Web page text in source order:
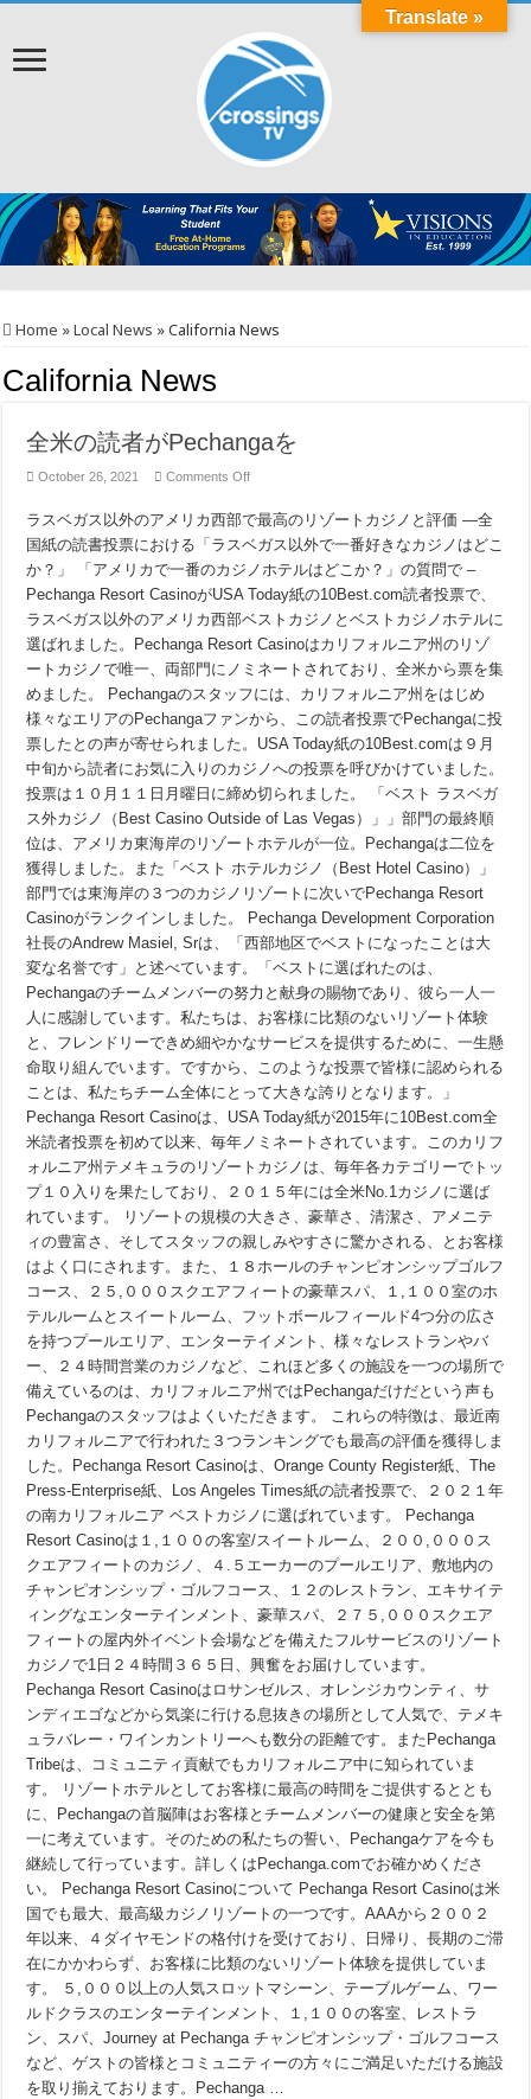
Home »Local News »California News
California News
全米の読者がPechangaを
October 26, 2021 Comments Offon
の
読
者
が
Pechanga
を
ラスベガス以外のアメリカ西部で最高のリゾートカジノと評価 —全
国紙の読書投票における「ラスベガス以外で一番好きなカジノはどこ
か？」 「アメリカで一番のカジノホテルはどこか？」の質問で –
Pechanga Resort CasinoがUSA Today紙の10Best.com読者投票で、
ラスベガス以外のアメリカ西部ベストカジノとベストカジノホテルに
選ばれました。Pechanga Resort Casinoはカリフォルニア州のリゾ
ートカジノで唯一、両部門にノミネートされており、全米から票を集
めました。 Pechangaのスタッフには、カリフォルニア州をはじめ
様々なエリアのPechangaファンから、この読者投票でPechangaに投
票したとの声が寄せられました。USA Today紙の10Best.comは９月
中旬から読者にお気に入りのカジノへの投票を呼びかけていました。
投票は１０月１１日月曜日に締め切られました。 「ベスト ラスベガ
ス外カジノ（Best Casino Outside of Las Vegas）」」部門の最終順
位は、アメリカ東海岸のリゾートホテルが一位。Pechangaは二位を
獲得しました。また「ベスト ホテルカジノ（Best Hotel Casino）」
部門では東海岸の３つのカジノリゾートに次いでPechanga Resort
Casinoがランクインしました。 Pechanga Development Corporation
社長のAndrew Masiel, Srは、「西部地区でベストになったことは大
変な名誉です」と述べています。「ベストに選ばれたのは、
Pechangaのチームメンバーの努力と献身の賜物であり、彼ら一人一
人に感謝しています。私たちは、お客様に比類のないリゾート体験
と、フレンドリーできめ細やかなサービスを提供するために、一生懸
命取り組んでいます。ですから、このような投票で皆様に認められる
ことは、私たちチーム全体にとって大きな誇りとなります。」
Pechanga Resort Casinoは、USA Today紙が2015年に10Best.com全
米読者投票を初めて以来、毎年ノミネートされています。このカリフ
ォルニア州テメキュラのリゾートカジノは、毎年各カテゴリーでトッ
プ１０入りを果たしており、２０１５年には全米No.1カジノに選ば
れています。 リゾートの規模の大きさ、豪華さ、清潔さ、アメニテ
ィの豊富さ、そしてスタッフの親しみやすさに驚かされる、とお客様
はよく口にされます。また、１８ホールのチャンピオンシップゴルフ
コース、２５,０００スクエアフィートの豪華スパ、１,１００室のホ
テルルームとスイートルーム、フットボールフィールド4つ分の広さ
を持つプールエリア、エンターテイメント、様々なレストランやバ
ー、２４時間営業のカジノなど、これほど多くの施設を一つの場所で
備えているのは、カリフォルニア州ではPechangaだけだという声も
Pechangaのスタッフはよくいただきます。 これらの特徴は、最近南
カリフォルニアで行われた３つランキングでも最高の評価を獲得しま
した。Pechanga Resort Casinoは、Orange County Register紙、The
Press-Enterprise紙、Los Angeles Times紙の読者投票で、２０２１年
の南カリフォルニア ベストカジノに選ばれています。 Pechanga
Resort Casinoは１,１００の客室/スイートルーム、２００,０００ス
クエアフィートのカジノ、４.５エーカーのプールエリア、敷地内の
チャンピオンシップ・ゴルフコース、１２のレストラン、エキサイテ
ィングなエンターテインメント、豪華スパ、２７５,０００スクエア
フィートの屋内外イベント会場などを備えたフルサービスのリゾート
カジノで1日２４時間３６５日、興奮をお届けしています。
Pechanga Resort Casinoはロサンゼルス、オレンジカウンティ、サ
ンディエゴなどから気楽に行ける息抜きの場所として人気で、テメキ
ュラバレー・ワインカントリーへも数分の距離です。またPechanga
Tribeは、コミュニティ貢献でもカリフォルニア中に知られていま
す。 リゾートホテルとしてお客様に最高の時間をご提供するととも
に、Pechangaの首脳陣はお客様とチームメンバーの健康と安全を第
一に考えています。そのための私たちの誓い、Pechangaケアを今も
継続して行っています。詳しくはPechanga.comでお確かめくださ
い。 Pechanga Resort Casinoについて Pechanga Resort Casinoは米
国でも最大、最高級カジノリゾートの一つです。AAAから２００２
年以来、４ダイヤモンドの格付けを受けており、日帰り、長期のご滞
在にかかわらず、お客様に比類のないリゾート体験を提供していま
す。 ５,０００以上の人気スロットマシーン、テーブルゲーム、ワー
ルドクラスのエンターテインメント、１,１００の客室、レストラ
ン、スパ、Journey at Pechanga チャンピオンシップ・ゴルフコース
など、ゲストの皆様とコミュニティーの方々にご満足いただける施設
を取り揃えております。Pechanga …
Translate »